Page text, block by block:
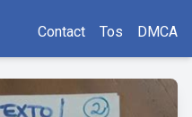
Contact Tos DMCA